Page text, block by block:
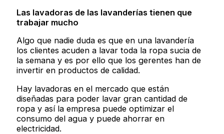
Las lavadoras de las lavanderías tienen que
trabajar mucho
Algo que nadie duda es que en una lavandería
los clientes acuden a lavar toda la ropa sucia de
la semana y es por ello que los gerentes han de
invertir en productos de calidad.
Hay lavadoras en el mercado que están
diseñadas para poder lavar gran cantidad de
ropa y así la empresa puede optimizar el
consumo del agua y puede ahorrar en
electricidad.